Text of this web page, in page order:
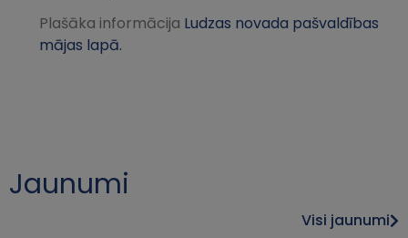
Plašāka informācija Ludzas novada pašvaldības
mājas lapā.
Jaunumi
Visi jaunumi